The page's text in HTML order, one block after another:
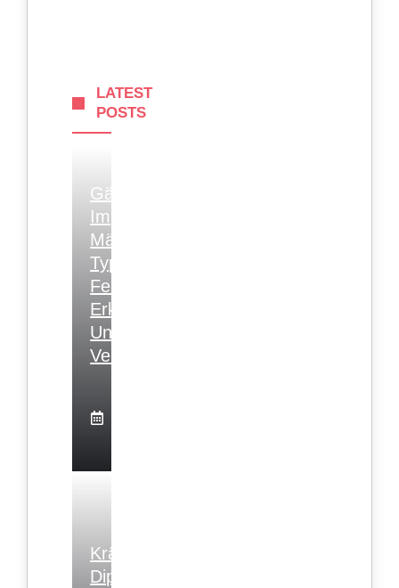
LATEST
POSTS
Gärtnern
Im
März:
Typische
Fehler
Erkennen
Und
Vermeiden
Kräuter-
Dip